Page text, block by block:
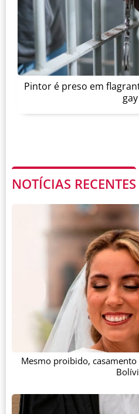
Pintor é preso em
gay
NOTÍCIAS RECENTES
Mesmo proibido,